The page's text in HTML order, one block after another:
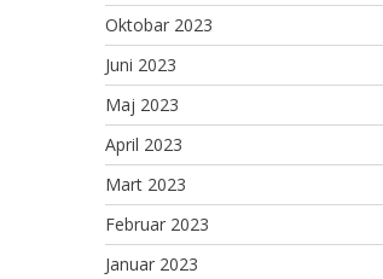
Oktobar 2023
Juni 2023
Maj 2023
April 2023
Mart 2023
Februar 2023
Januar 2023